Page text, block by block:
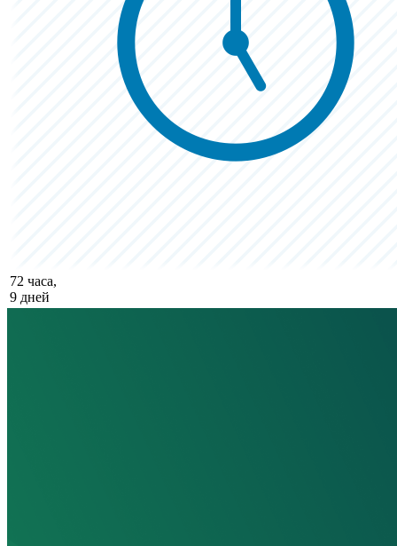
72 часа,
9 дней